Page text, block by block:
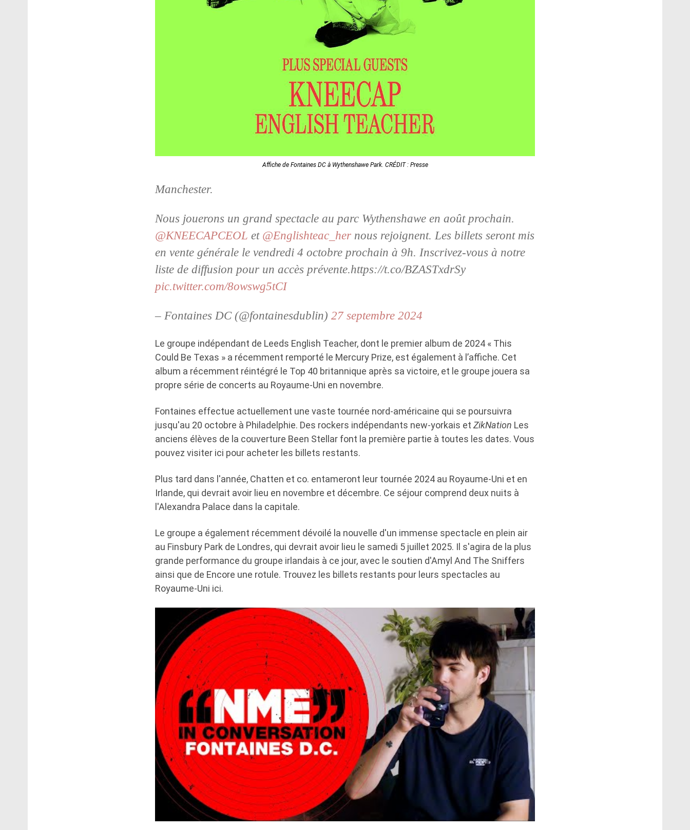
Affiche de Fontaines DC à Wythenshawe Park. CRÉDIT : Presse
Manchester.
Nous jouerons un grand spectacle au parc Wythenshawe en août prochain.
@KNEECAPCEOL et @Englishteac_her nous rejoignent. Les billets seront mis
en vente générale le vendredi 4 octobre prochain à 9h. Inscrivez-vous à notre
liste de diffusion pour un accès prévente.https://t.co/BZASTxdrSy
pic.twitter.com/8owswg5tCI
– Fontaines DC (@fontainesdublin) 27 septembre 2024
Le groupe indépendant de Leeds English Teacher, dont le premier album de 2024 « This
Could Be Texas » a récemment remporté le Mercury Prize, est également à l’affiche. Cet
album a récemment réintégré le Top 40 britannique après sa victoire, et le groupe jouera sa
propre série de concerts au Royaume-Uni en novembre.
Fontaines effectue actuellement une vaste tournée nord-américaine qui se poursuivra
jusqu'au 20 octobre à Philadelphie. Des rockers indépendants new-yorkais et ZikNation Les
anciens élèves de la couverture Been Stellar font la première partie à toutes les dates. Vous
pouvez visiter ici pour acheter les billets restants.
Plus tard dans l'année, Chatten et co. entameront leur tournée 2024 au Royaume-Uni et en
Irlande, qui devrait avoir lieu en novembre et décembre. Ce séjour comprend deux nuits à
l'Alexandra Palace dans la capitale.
Le groupe a également récemment dévoilé la nouvelle d'un immense spectacle en plein air
au Finsbury Park de Londres, qui devrait avoir lieu le samedi 5 juillet 2025. Il s'agira de la plus
grande performance du groupe irlandais à ce jour, avec le soutien d'Amyl And The Sniffers
ainsi que de Encore une rotule. Trouvez les billets restants pour leurs spectacles au
Royaume-Uni ici.